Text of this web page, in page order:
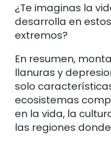
¿Te imaginas la
desarrolla en
extremos?
En resumen,
llanuras y
solo
ecosistemas
en la vida, la
las regiones